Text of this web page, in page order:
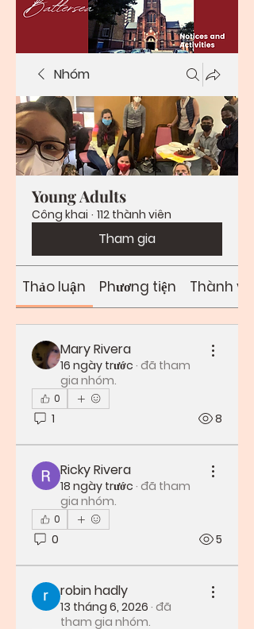
Nhóm
Young Adults
Công khai · 112 thành viên
Tham gia
Thảo luận Phương tiện Thành
Mary Rivera
16 ngày trước · đã tham
gia nhóm.
0
1 8
Ricky Rivera
18 ngày trước · đã tham
gia nhóm.
0
0 5
robin hadly
13 tháng 6, 2026 · đã
tham gia nhóm.